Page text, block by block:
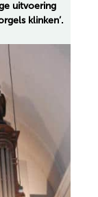
uitvoering
klinken’.